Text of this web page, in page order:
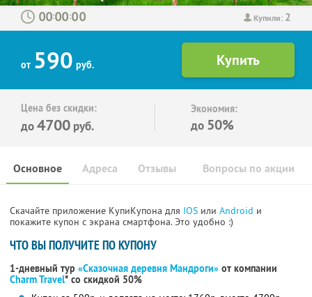
Купили: 2
: :
от 590 руб.
Цена без скидки:
до4700 руб.
Экономия:
до 50%
Основное Отзывы Вопросы по акции
Адреса
Скачайте приложение КупиКупона для IOS или Android и
покажите купон с экрана смартфона. Это удобно :)
ЧТО ВЫ ПОЛУЧИТЕ ПО КУПОНУ
1-дневный тур «Сказочная деревня Мандроги» от компании
Charm Travel* со скидкой 50%